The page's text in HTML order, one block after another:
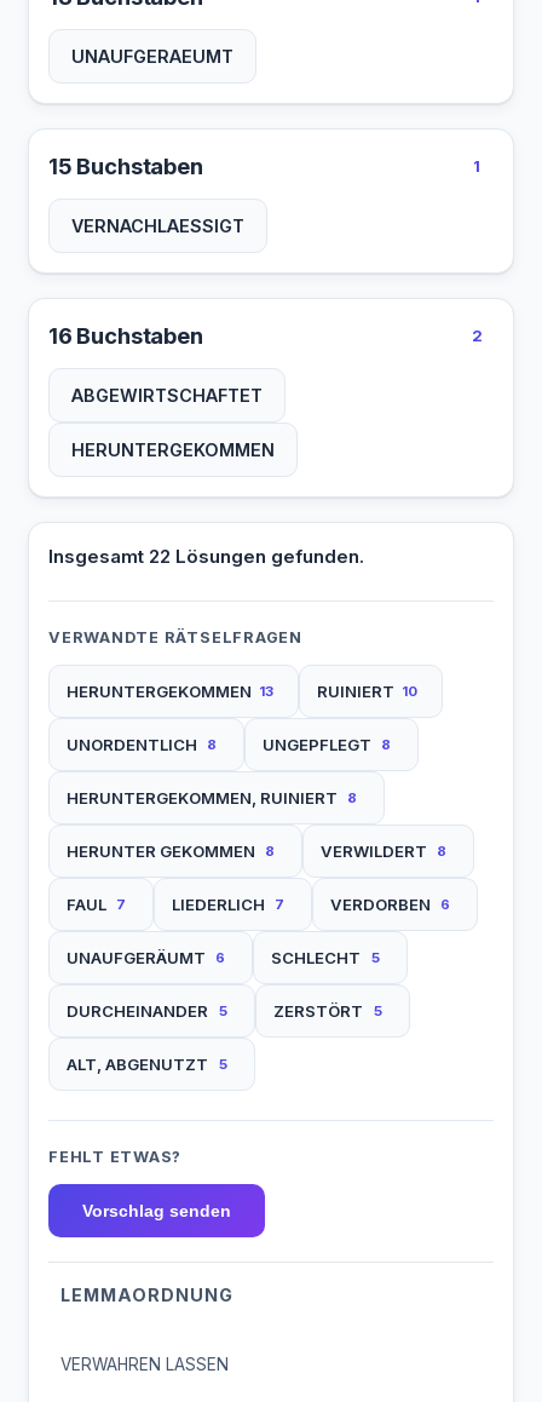
UNAUFGERAEUMT
15 Buchstaben 1
VERNACHLAESSIGT
16 Buchstaben 2
ABGEWIRTSCHAFTET
HERUNTERGEKOMMEN
Insgesamt 22 Lösungen gefunden.
VERWANDTE RÄTSELFRAGEN
HERUNTERGEKOMMEN 13 RUINIERT 10
UNORDENTLICH 8 UNGEPFLEGT 8
HERUNTERGEKOMMEN, RUINIERT 8
HERUNTER GEKOMMEN 8 VERWILDERT 8
FAUL 7 LIEDERLICH 7 VERDORBEN 6
UNAUFGERÄUMT 6 SCHLECHT 5
DURCHEINANDER 5 ZERSTÖRT 5
ALT, ABGENUTZT 5
FEHLT ETWAS?
Vorschlag senden
LEMMAORDNUNG
VERWAHREN LASSEN